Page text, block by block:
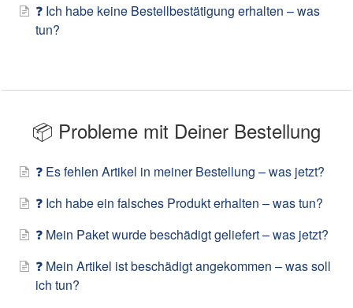
❓ Ich habe keine Bestellbestätigung erhalten – was
tun?
📦 Probleme mit Deiner Bestellung
❓ Es fehlen Artikel in meiner Bestellung – was jetzt?
❓ Ich habe ein falsches Produkt erhalten – was tun?
❓ Mein Paket wurde beschädigt geliefert – was jetzt?
❓ Mein Artikel ist beschädigt angekommen – was soll
ich tun?